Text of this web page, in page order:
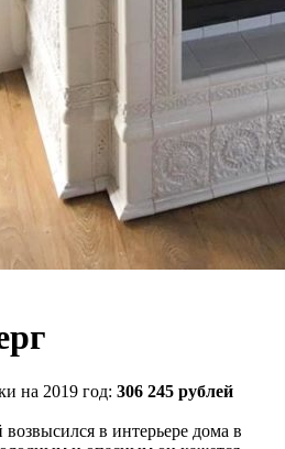
на 2019 год: 306 245 рублей
в интерьере дома в